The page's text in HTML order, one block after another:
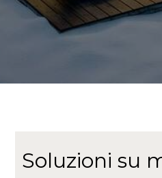
Soluzioni su